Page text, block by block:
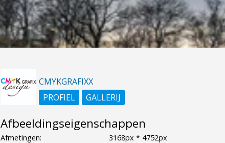
CMYKGRAFIXX
PROFIEL
GALLERIJ
Afbeeldingseigenschappen
Afmetingen:
3168px * 4752px